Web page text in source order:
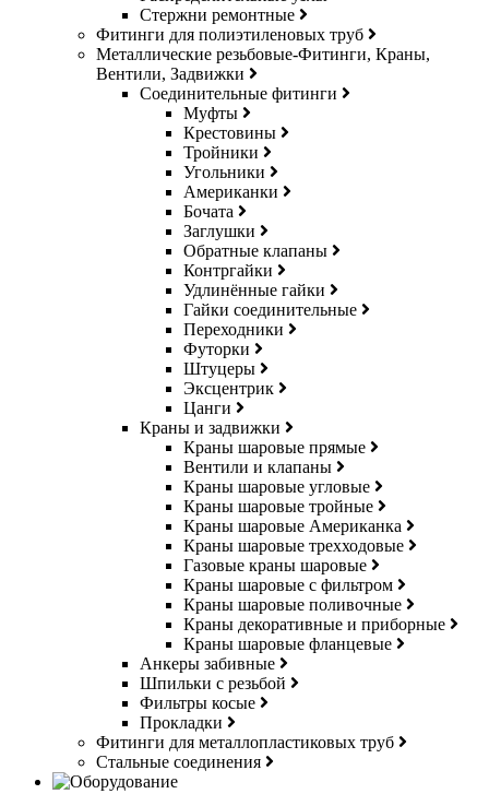
Стержни ремонтные
Фитинги для полиэтиленовых труб
Металлические резьбовые-Фитинги, Краны,
Вентили, Задвижки
Соединительные фитинги
Муфты
Крестовины
Тройники
Угольники
Американки
Бочата
Заглушки
Обратные клапаны
Контргайки
Удлинённые гайки
Гайки соединительные
Переходники
Футорки
Штуцеры
Эксцентрик
Цанги
Краны и задвижки
Краны шаровые прямые
Вентили и клапаны
Краны шаровые угловые
Краны шаровые тройные
Краны шаровые Американка
Краны шаровые трехходовые
Газовые краны шаровые
Краны шаровые с фильтром
Краны шаровые поливочные
Краны декоративные и приборные
Краны шаровые фланцевые
Анкеры забивные
Шпильки с резьбой
Фильтры косые
Прокладки
Фитинги для металлопластиковых труб
Стальные соединения